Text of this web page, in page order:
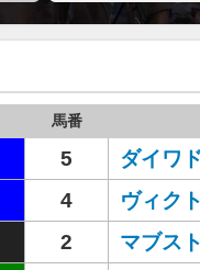
馬番
5 ダイワ
4 ヴィク
2 マブ